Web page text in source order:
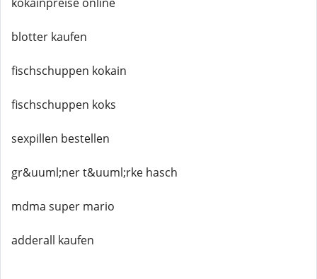
blotter kaufen
fischschuppen kokain
fischschuppen koks
sexpillen bestellen
gr&uuml;ner t&uuml;rke hasch
mdma super mario
adderall kaufen